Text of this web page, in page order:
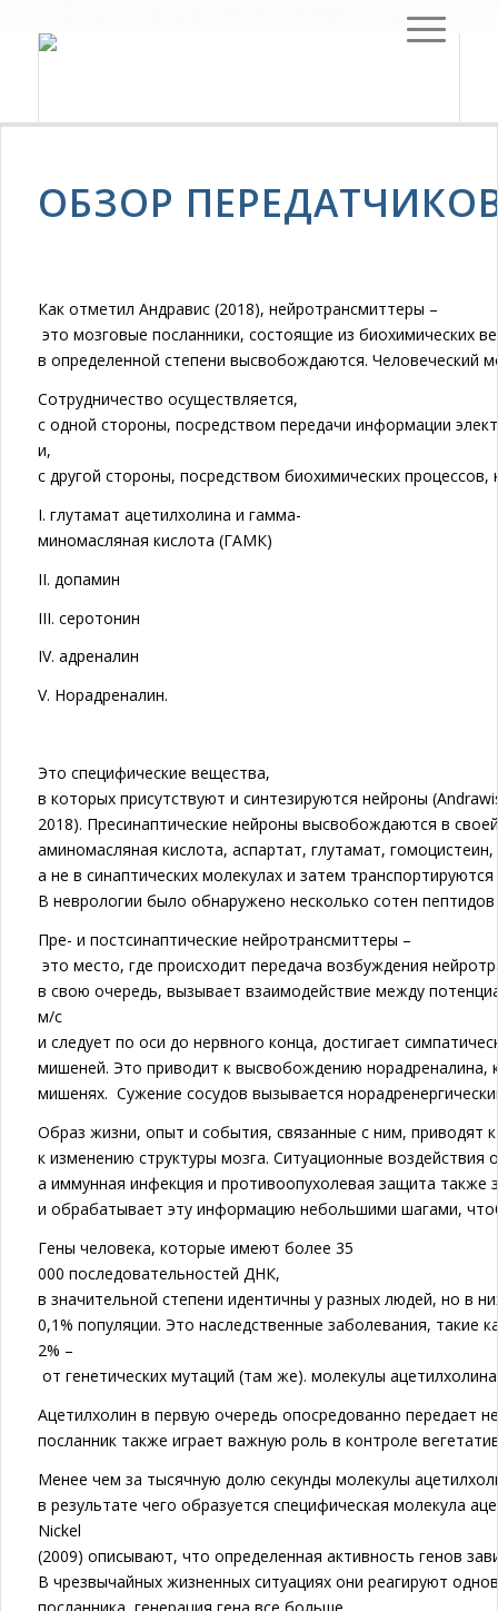
ОБЗОР ПЕРЕДАТЧИКОВ
Как отметил Андравис (2018), нейротрансмиттеры –
это мозговые посланники, состоящие из биохимических
в определенной степени высвобождаются. Человеческий
Сотрудничество осуществляется,
с одной стороны, посредством передачи информации
и,
с другой стороны, посредством биохимических
I. глутамат ацетилхолина и гамма-
миномасляная кислота (ГАМК)
II. допамин
III. серотонин
IV. адреналин
V. Норадреналин.
Это специфические вещества,
в которых присутствуют и синтезируются нейроны
2018). Пресинаптические нейроны высвобождаются в
аминомасляная кислота, аспартат, глутамат,
а не в синаптических молекулах и затем
В неврологии было обнаружено несколько сотен
Пре- и постсинаптические нейротрансмиттеры –
это место, где происходит передача возбуждения
в свою очередь, вызывает взаимодействие между
м/с
и следует по оси до нервного конца, достигает
мишеней. Это приводит к высвобождению норадреналина,
мишенях. Сужение сосудов вызывается
Образ жизни, опыт и события, связанные с ним, приводят
к изменению структуры мозга. Ситуационные
а иммунная инфекция и противоопухолевая защита также
и обрабатывает эту информацию небольшими шагами,
Гены человека, которые имеют более 35
000 последовательностей ДНК,
в значительной степени идентичны у разных людей, но в
0,1% популяции. Это наследственные заболевания, такие
2% –
от генетических мутаций (там же). молекулы ацетилхолина
Ацетилхолин в первую очередь опосредованно
посланник также играет важную роль в контроле
Менее чем за тысячную долю секунды молекулы
в результате чего образуется специфическая молекула
Nickel
(2009) описывают, что определенная активность генов
В чрезвычайных жизненных ситуациях они реагируют
посланника, генерация гена все больше